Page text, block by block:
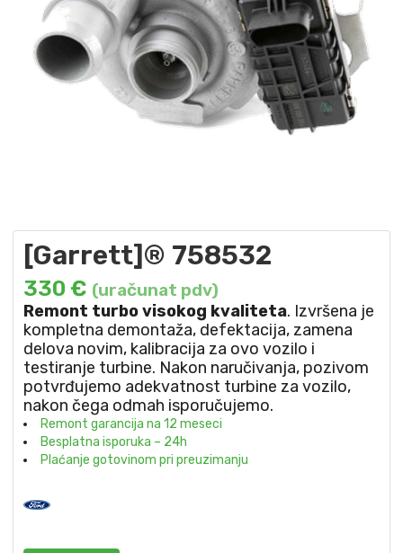
[Garrett]® 758532
330 € (uračunat pdv)
Remont turbo visokog kvaliteta. Izvršena je
kompletna demontaža, defektacija, zamena
delova novim, kalibracija za ovo vozilo i
testiranje turbine. Nakon naručivanja, pozivom
potvrđujemo adekvatnost turbine za vozilo,
nakon čega odmah isporučujemo.
Remont garancija na 12 meseci
Besplatna isporuka – 24h
Plaćanje gotovinom pri preuzimanju